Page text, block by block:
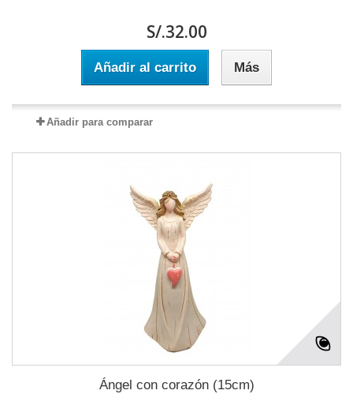
S/.32.00
Añadir al carrito Más
Añadir para comparar
Ángel con corazón (15cm)